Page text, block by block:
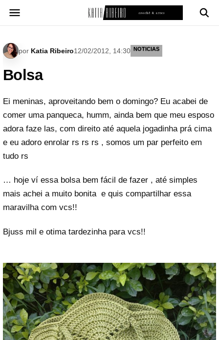
para
por Katia Ribeiro12/02/2012, 14:30 NOTICIAS
Bolsa
Ei meninas, aproveitando bem o domingo? Eu acabei de
comer uma panqueca, humm, ainda bem que meu esposo
adora faze las, com direito até aquela jogadinha prá cima
e eu adoro enrolar rs rs rs , somos um par perfeito em
tudo rs
… hoje ví essa bolsa bem fácil de fazer , até simples
mais achei a muito bonita e quis compartilhar essa
maravilha com vcs!!
Bjuss mil e otima tardezinha para vcs!!